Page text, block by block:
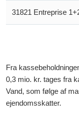
31821 Entreprise
Fra
0,3 mio. kr. tages fra
Vand, som følge af
ejendomsskatter.